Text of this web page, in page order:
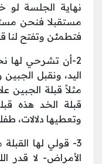
نهاية الجلسة لو
مستقبلا فنحن
فتطمئن وتفتح لنا
2-أن تشرحي لها
اليد، ونقبل
مثلاً قبلة الجبين
قبلة الخد هذه
وتعطيها دلالات،
3- قولي لها
الأمراض- لا قدر